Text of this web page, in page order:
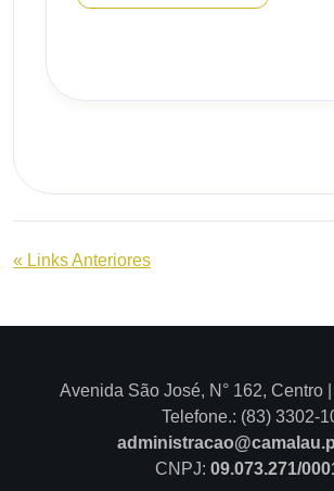
« Links Anteriores
Avenida São José, N° 162, Centro
Telefone.: (83) 3302-
CNPJ: 09.073.271/